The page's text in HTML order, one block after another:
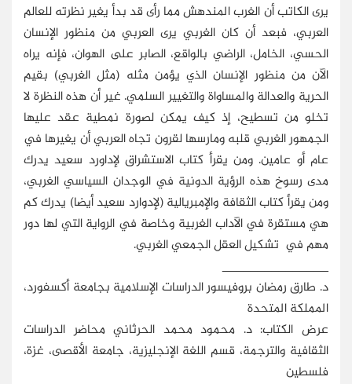
يرى الكاتب أن الغرب المندهش مما رأى قد بدأ يغير نظرته للعالم
العربي، فبعد أن كان الغربي يرى العربي من منظور الإنسان
الحسي، الخامل، الراضي بالواقع، الصابر على الهوان، فإنه يراه
الآن من منظور الإنسان الذي يؤمن مثله (مثل الغربي) بقيم
الحرية والعدالة والمساواة والتغيير السلمي. غير أن هذه النظرة لا
تخلو من تسطيح، إذ كيف يمكن لصورة نمطية عقد عليها
الجمهور الغربي قلبه ومارسها لقرون تجاه العربي أن يغيرها في
عام أو عامين. ومن يقرأ كتاب الاستشراق لإداورد سعيد يدرك
مدى رسوخ هذه الرؤية الدونية في الوجدان السياسي الغربي،
ومن يقرأ كتاب الثقافة والإمبريالية (لإدوارد سعيد أيضا) يدرك كم
هي مستقرة في الآداب الغربية وخاصة في الرواية التي لها دور
مهم في تشكيل العقل الجمعي الغربي.
_______________
د. طارق رمضان بروفيسور الدراسات الإسلامية بجامعة أكسفورد،
المملكة المتحدة
عرض الكتاب: د. محمود محمد الحرثاني محاضر الدراسات
الثقافية والترجمة، قسم اللغة الإنجليزية، جامعة الأقصى، غزة،
فلسطين